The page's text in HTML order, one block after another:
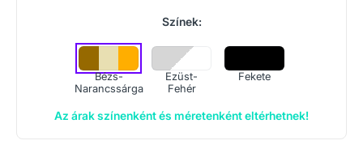
Színek:
Bézs-
Narancssárga
Ezüst-
Fehér
Fekete
Az árak színenként és méretenként eltérhetnek!